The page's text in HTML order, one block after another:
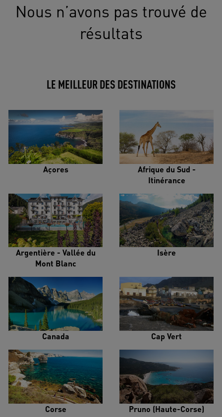
Nous n’avons pas trouvé de
résultats
LE MEILLEUR DES DESTINATIONS
Açores
Afrique du Sud -
Itinérance
Argentière - Vallée du
Mont Blanc
Isère
Canada Cap Vert
Corse Pruno (Haute-Corse)